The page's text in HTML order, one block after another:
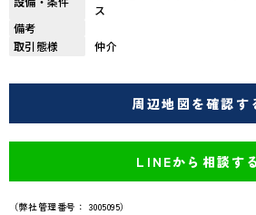
ス
備考
取引態様
仲介
周辺地図を確認す
LINEから相談する
（弊社管理番号： 3005095）